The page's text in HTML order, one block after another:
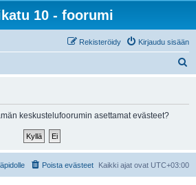
10 - foorumi
Kirjaudu sisään
Rekisteröidy
keskustelufoorumin asettamat evästeet?
Kaikki ajat ovat UTC+03:00
Poista evästeet